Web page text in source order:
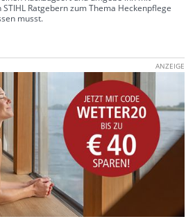
Ratgebern zum Thema Heckenpflege
musst.
ANZEIGE